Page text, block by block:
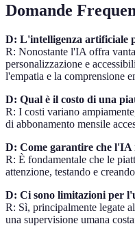
Domande
D: L'intelligenza artificiale
R: Nonostante l'IA offra
personalizzazione e
l'empatia e la comprensione
D: Qual è il costo di una
R: I costi variano
di abbonamento mensile
D: Come garantire che l'IA
R: È fondamentale che le
attenzione, testando e
D: Ci sono limitazioni per
R: Sì, principalmente legate
una supervisione umana